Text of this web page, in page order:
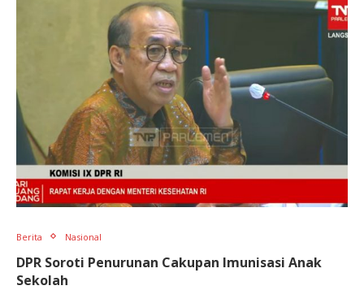
Berita Nasional
DPR Soroti Penurunan Cakupan Imunisasi Anak
Sekolah